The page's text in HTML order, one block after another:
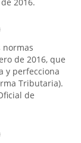
normas
de 2016, que
y perfecciona
Tributaria).
de